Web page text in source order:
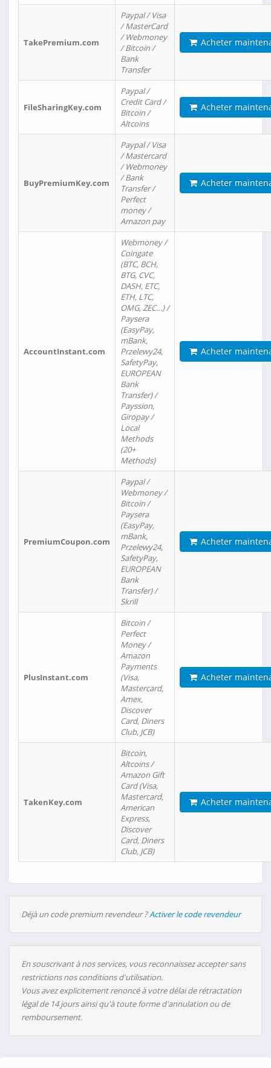
TakePremium.com
Paypal / Visa
/ MasterCard
/ Webmoney
/ Bitcoin /
Bank
Transfer
Acheter
FileSharingKey.com
Paypal /
Credit Card /
Bitcoin /
Altcoins
Acheter
BuyPremiumKey.com
Paypal / Visa
/ Mastercard
/ Webmoney
/ Bank
Transfer /
Perfect
money /
Amazon pay
Acheter
AccountInstant.com
Webmoney /
Coingate
(BTC, BCH,
BTG, CVC,
DASH, ETC,
ETH, LTC,
OMG, ZEC…) /
Paysera
(EasyPay,
mBank,
Przelewy24,
SafetyPay,
EUROPEAN
Bank
Transfer) /
Payssion,
Giropay /
Local
Methods
(20+
Methods)
Acheter
PremiumCoupon.com
Paypal /
Webmoney /
Bitcoin /
Paysera
(EasyPay,
mBank,
Przelewy24,
SafetyPay,
EUROPEAN
Bank
Transfer) /
Skrill
Acheter
PlusInstant.com
Bitcoin /
Perfect
Money /
Amazon
Payments
(Visa,
Mastercard,
Amex,
Discover
Card, Diners
Club, JCB)
Acheter
TakenKey.com
Bitcoin,
Altcoins /
Amazon Gift
Card (Visa,
Mastercard,
American
Express,
Discover
Card, Diners
Club, JCB)
Acheter
Déjà un code premium revendeur ?Activer le code revendeur
En souscrivant à nos services, vous reconnaissez accepter sans
restrictions nos conditions d'utilisation.
Vous avez explicitement renoncé à votre délai de rétractation
légal de 14 jours ainsi qu'à toute forme d'annulation ou de
remboursement.